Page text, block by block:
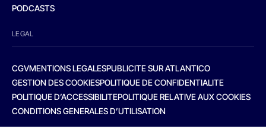
PODCASTS
LEGAL
CGVMENTIONS LEGALESPUBLICITE SUR ATLANTICO
GESTION DES COOKIESPOLITIQUE DE CONFIDENTIALITE
POLITIQUE D’ACCESSIBILITEPOLITIQUE RELATIVE AUX COOKIES
CONDITIONS GENERALES D’UTILISATION